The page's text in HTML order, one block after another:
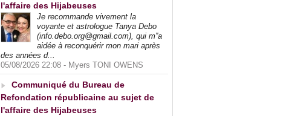
l'affaire des Hijabeuses
Je recommande vivement la
voyante et astrologue Tanya Debo
(info.debo.org@gmail.com), qui m''a
aidée à reconquérir mon mari après
des années d...
05/08/2026 22:08 - Myers TONI OWENS
Communiqué du Bureau de
Refondation républicaine au sujet de
l'affaire des Hijabeuses